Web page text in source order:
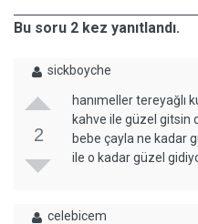
Bu soru 2 kez yanıtlandı.
sickboyche
2
hanımeller tereyağlı
kahve ile güzel gitsin
bebe çayla ne kadar
ile o kadar güzel
celebicem